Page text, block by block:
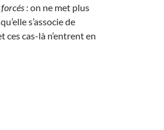
forcés : on ne met plus
s’associe de
ces cas-là n’entrent en